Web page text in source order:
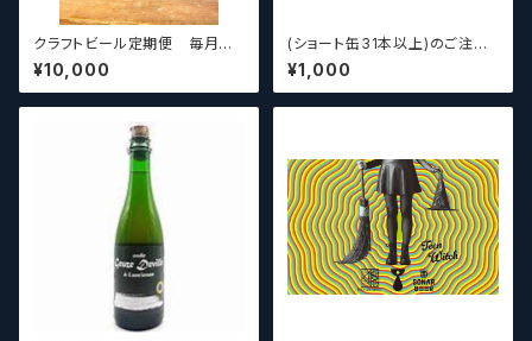
クラフトビール定期便 毎月厳
選したクラフトビールをお届けし
ます。（10本～12本）
¥10,000
(ショート缶31本以上)のご注文
の場合いこちらをご購入くださ
い。 【クラフトビール】
¥1,000